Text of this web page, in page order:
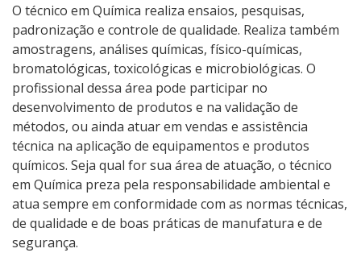
Resultados
Como posso estudar no IFSC?
Calendário de inscrições
Processos Seletivos
Cotas
Orientações para comprovação de cotas
O técnico em Química realiza ensaios, pesquisas,
padronização e controle de qualidade. Realiza também
amostragens, análises químicas, físico-químicas,
bromatológicas, toxicológicas e microbiológicas. O
profissional dessa área pode participar no
desenvolvimento de produtos e na validação de
métodos, ou ainda atuar em vendas e assistência
técnica na aplicação de equipamentos e produtos
químicos. Seja qual for sua área de atuação, o técnico
em Química preza pela responsabilidade ambiental e
atua sempre em conformidade com as normas técnicas,
de qualidade e de boas práticas de manufatura e de
segurança.